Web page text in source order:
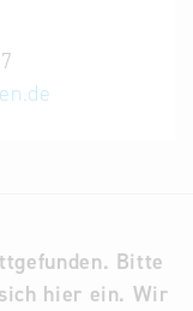
Gmbh
Bitte
hier ein. Wir